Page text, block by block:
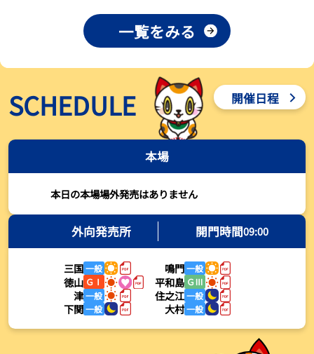
【ボートレース】訓練中の大けが乗り越えデビューした宮崎心之介
が初Ｖ王手「１枠なら負けないと思います」～とこなめルーキーＳ
2026年08月03日
【常滑ボート・ルーキーＳ】津田陸翔はリング交換で気配一変「初
優勝目指して頑張ります」
【とこなめボート・岩瀬仁紀さんコラム】最後は塚越海斗に注目、
【ボートレース】荒木颯斗が地元勢でただ１人優出果たす「地元で
初優勝したい」／常滑 - 日刊スポーツ
2026年08月03日
【ボートレース】４枠で優出の塚越海斗が強気節「攻めていくレー
スをします」／常滑 - 日刊スポーツ
2026年08月03日
【ボートレース】広瀬凜が接戦制して２着で優出「出足、回り足は
一覧をみる
SCHEDULE 開催日程
本場
本日の本場場外発売はありません
外向発売所 開門時間09:00
三国一般 鳴門一般
徳山 ＧⅠ 平和島 ＧⅢ
津一般 住之江一般
下関一般 大村一般